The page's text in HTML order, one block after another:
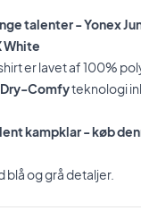
talenter - Yonex
White
er lavet af 100%
Dry-Comfyteknologi
kampklar - køb
blå og grå detaljer.